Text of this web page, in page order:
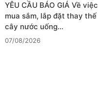
YÊU CẦU BÁO GIÁ Về việc
mua sắm, lắp đặt thay thế
cây nước uống…
07/08/2026